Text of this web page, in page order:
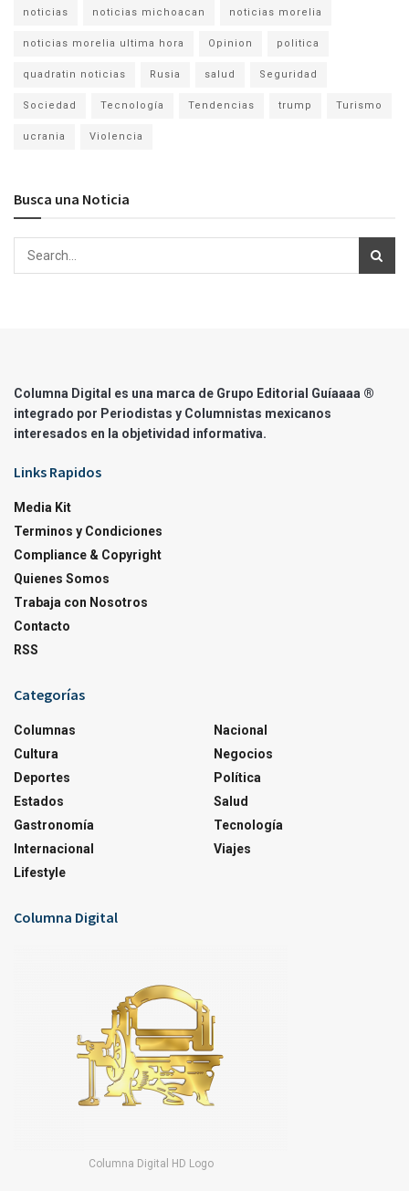
noticias noticias michoacan noticias morelia
noticias morelia ultima hora Opinion politica
quadratin noticias Rusia salud Seguridad
Sociedad Tecnología Tendencias trump Turismo
ucrania Violencia
Busca una Noticia
Columna Digital es una marca de Grupo Editorial Guíaaaa ®
integrado por Periodistas y Columnistas mexicanos
interesados en la objetividad informativa.
Links Rapidos
Media Kit
Terminos y Condiciones
Compliance & Copyright
Quienes Somos
Trabaja con Nosotros
Contacto
RSS
Categorías
Columnas
Cultura
Deportes
Estados
Gastronomía
Internacional
Lifestyle
Nacional
Negocios
Política
Salud
Tecnología
Viajes
Columna Digital
Columna Digital HD Logo